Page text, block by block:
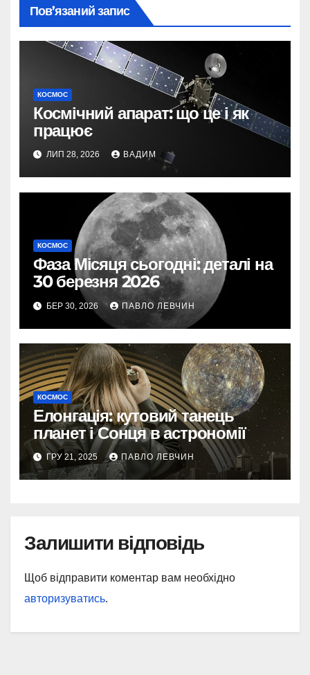
Пов’язаний запис
КОСМОС
Космічний апарат: що це і як
працює
ЛИП 28, 2026 ВАДИМ
КОСМОС
Фаза Місяця сьогодні: деталі на
30 березня 2026
БЕР 30, 2026 ПАВЛО ЛЕВЧИН
КОСМОС
Елонгація: кутовий танець
планет і Сонця в астрономії
ГРУ 21, 2025 ПАВЛО ЛЕВЧИН
Залишити відповідь
Щоб відправити коментар вам необхідно
авторизуватись.